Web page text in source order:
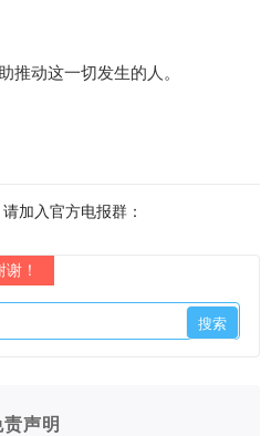
推动这一切发生的人。
加入官方电报群：
！
责声明